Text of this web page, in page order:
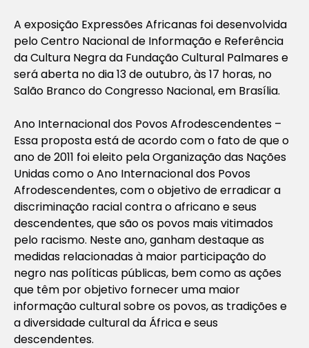
A exposição Expressões Africanas foi desenvolvida
pelo Centro Nacional de Informação e Referência
da Cultura Negra da Fundação Cultural Palmares e
será aberta no dia 13 de outubro, às 17 horas, no
Salão Branco do Congresso Nacional, em Brasília.
Ano Internacional dos Povos Afrodescendentes –
Essa proposta está de acordo com o fato de que o
ano de 2011 foi eleito pela Organização das Nações
Unidas como o Ano Internacional dos Povos
Afrodescendentes, com o objetivo de erradicar a
discriminação racial contra o africano e seus
descendentes, que são os povos mais vitimados
pelo racismo. Neste ano, ganham destaque as
medidas relacionadas à maior participação do
negro nas políticas públicas, bem como as ações
que têm por objetivo fornecer uma maior
informação cultural sobre os povos, as tradições e
a diversidade cultural da África e seus
descendentes.